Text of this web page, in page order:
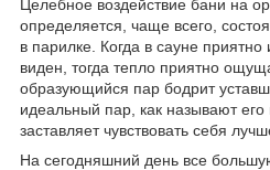
Целебное воздействие бани на
определяется, чаще всего,
в парилке. Когда в сауне
виден, тогда тепло приятно
образующийся пар бодрит
идеальный пар, как называют его
заставляет чувствовать себя
На сегодняшний день все